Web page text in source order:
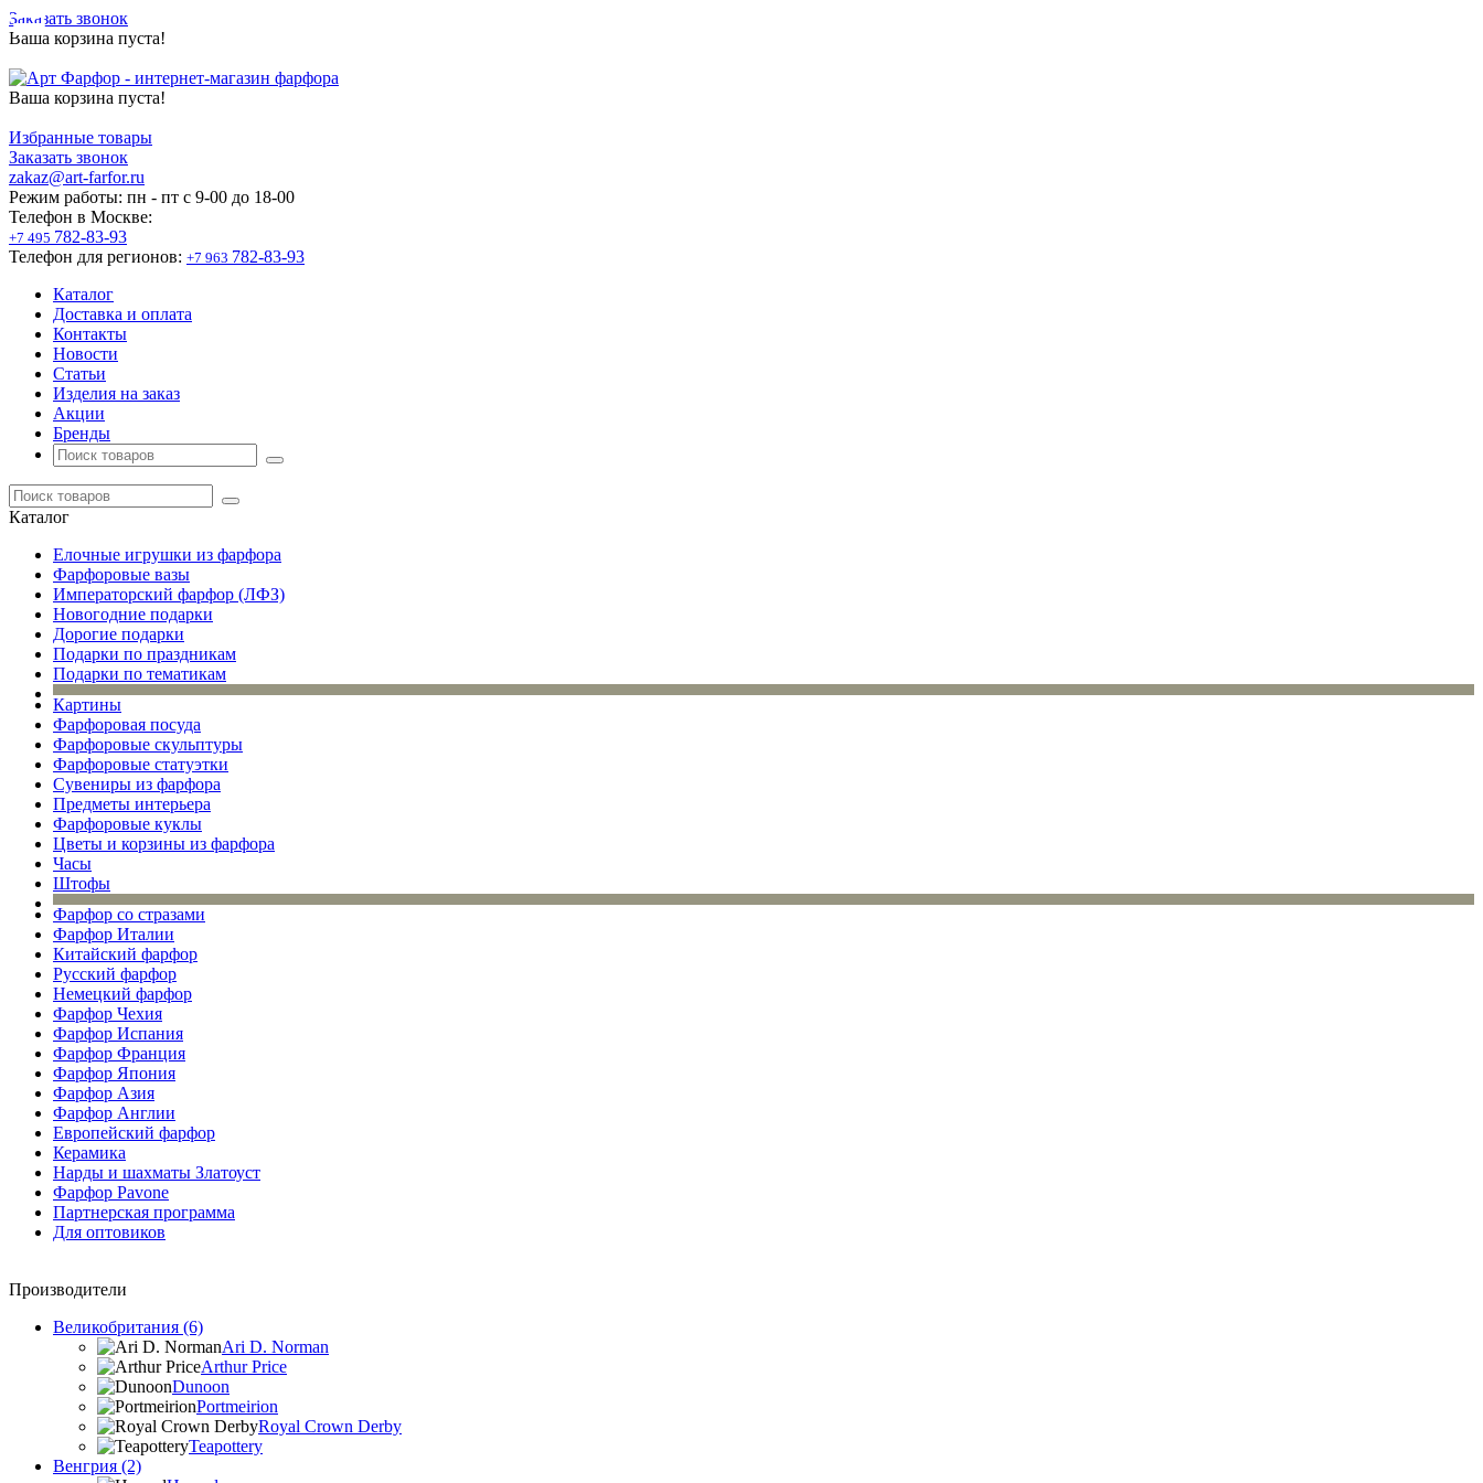
Заказать звонок
Ваша корзина пуста!
Ваша корзина пуста!
Избранные товары
Заказать звонок
zakaz@art-farfor.ru
Режим работы: пн - пт c 9-00 до 18-00
Телефон в Москве:
+7 495 782-83-93
Телефон для регионов: +7 963 782-83-93
Каталог
Доставка и оплата
Контакты
Новости
Статьи
Изделия на заказ
Акции
Бренды
Каталог
Елочные игрушки из фарфора
Фарфоровые вазы
Императорский фарфор (ЛФЗ)
Новогодние подарки
Дорогие подарки
Подарки по праздникам
Подарки по тематикам
Картины
Фарфоровая посуда
Фарфоровые скульптуры
Фарфоровые статуэтки
Сувениры из фарфора
Предметы интерьера
Фарфоровые куклы
Цветы и корзины из фарфора
Часы
Штофы
Фарфор со стразами
Фарфор Италии
Китайский фарфор
Русский фарфор
Немецкий фарфор
Фарфор Чехия
Фарфор Испания
Фарфор Франция
Фарфор Япония
Фарфор Азия
Фарфор Англии
Европейский фарфор
Керамика
Нарды и шахматы Златоуст
Фарфор Pavone
Партнерская программа
Для оптовиков
Производители
Великобритания (6)
Ari D. Norman
Arthur Price
Dunoon
Portmeirion
Royal Crown Derby
Teapottery
Венгрия (2)